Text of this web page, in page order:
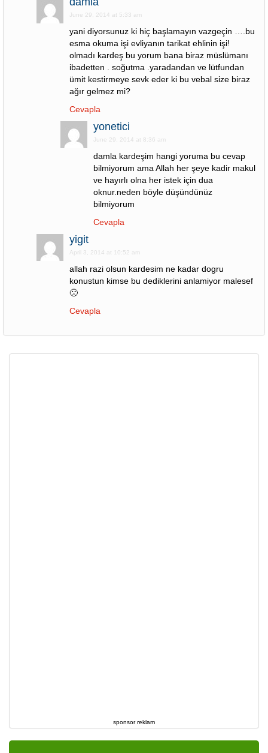
June 29, 2014 at 5:33 am
yani diyorsunuz ki hiç başlamayın vazgeçin ….bu
esma okuma işi evliyanın tarikat ehlinin işi!
olmadı kardeş bu yorum bana biraz müslümanı
ibadetten . soğutma .yaradandan ve lütfundan
ümit kestirmeye sevk eder ki bu vebal size biraz
ağır gelmez mi?
Cevapla
yonetici
June 29, 2014 at 8:36 am
damla kardeşim hangi yoruma bu cevap
bilmiyorum ama Allah her şeye kadir makul
ve hayırlı olna her istek için dua
oknur.neden böyle düşündünüz
bilmiyorum
Cevapla
yigit
April 3, 2014 at 10:52 am
allah razi olsun kardesim ne kadar dogru
konustun kimse bu dediklerini anlamiyor malesef
🙁
Cevapla
sponsor reklam